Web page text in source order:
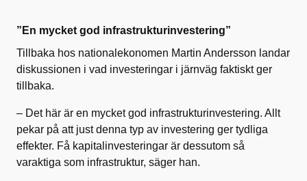
”En mycket god infrastrukturinvestering”
Tillbaka hos nationalekonomen Martin Andersson landar
diskussionen i vad investeringar i järnväg faktiskt ger
tillbaka.
– Det här är en mycket god infrastrukturinvestering. Allt
pekar på att just denna typ av investering ger tydliga
effekter. Få kapitalinvesteringar är dessutom så
varaktiga som infrastruktur, säger han.